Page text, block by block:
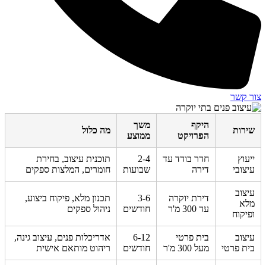
צור קשר
שירות
היקף
הפרויקט
משך
ממוצע
מה כלול
ייעוץ
עיצובי
חדר בודד עד
דירה
2-4
שבועות
תוכנית עיצוב, בחירת
חומרים, המלצות ספקים
עיצוב
מלא
ופיקוח
דירת יוקרה
עד 300 מ'ר
3-6
חודשים
תכנון מלא, פיקוח ביצוע,
ניהול ספקים
עיצוב
בית פרטי
בית פרטי
מעל 300 מ'ר
6-12
חודשים
אדריכלות פנים, עיצוב גינה,
ריהוט מותאם אישית